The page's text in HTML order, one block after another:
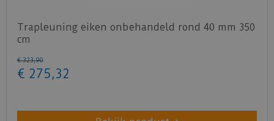
Trapleuning eiken onbehandeld rond 40 mm 350
cm
€ 323,90
€ 275,32